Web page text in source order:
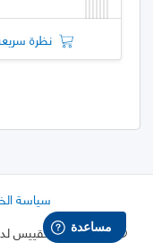
نظرة
سياسة
© 2026 هيئة التقييس لدول مجلس التعاون لدول الخليج العربية